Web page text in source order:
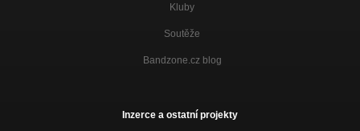
Kluby
Soutěže
Bandzone.cz blog
Inzerce a ostatní projekty